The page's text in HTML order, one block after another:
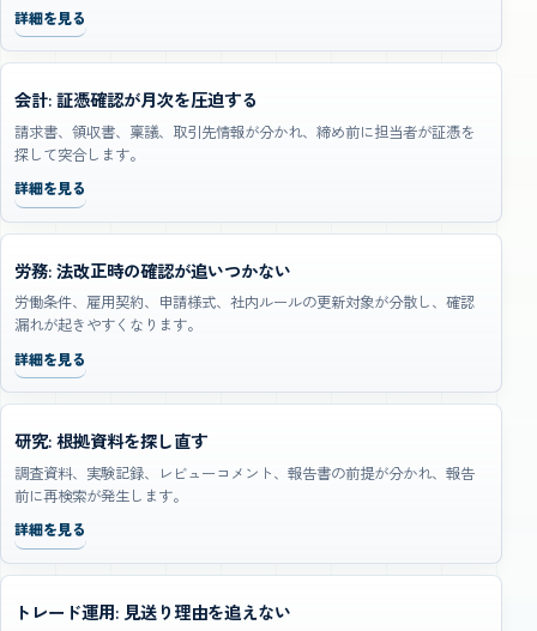
詳細を見る
会計: 証憑確認が月次を圧迫する
請求書、領収書、稟議、取引先情報が分かれ、締め前に担当者が証憑を
探して突合します。
詳細を見る
労務: 法改正時の確認が追いつかない
労働条件、雇用契約、申請様式、社内ルールの更新対象が分散し、確認
漏れが起きやすくなります。
詳細を見る
研究: 根拠資料を探し直す
調査資料、実験記録、レビューコメント、報告書の前提が分かれ、報告
前に再検索が発生します。
詳細を見る
トレード運用: 見送り理由を追えない